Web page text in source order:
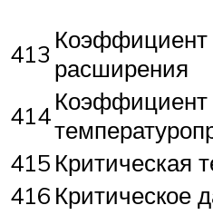
413 Коэффициент
расширения
414Коэффициент
415 Критическая
416 Критическое